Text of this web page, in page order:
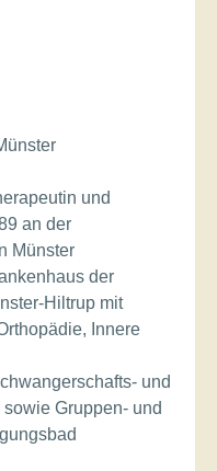
und
an der
Münster
der
Hiltrup mit
Innere
und
Gruppen- und